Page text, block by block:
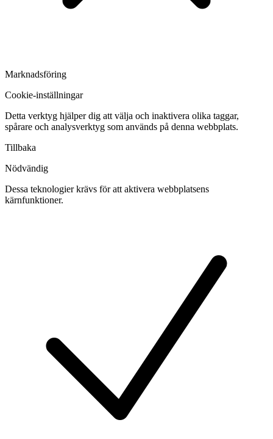
Marknadsföring
Cookie-inställningar
Detta verktyg hjälper dig att välja och inaktivera olika taggar,
spårare och analysverktyg som används på denna webbplats.
Tillbaka
Nödvändig
Dessa teknologier krävs för att aktivera webbplatsens
kärnfunktioner.